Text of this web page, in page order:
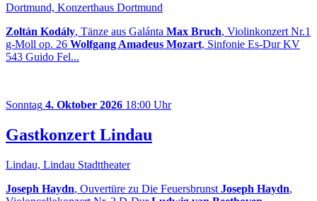
Dortmund, Konzerthaus Dortmund
Zoltán Kodály, Tänze aus Galánta Max Bruch, Violinkonzert Nr.1
g-Moll op. 26 Wolfgang Amadeus Mozart, Sinfonie Es-Dur KV
543 Guido Fel...
Sonntag 4. Oktober 2026 18:00 Uhr
Gastkonzert Lindau
Lindau, Lindau Stadttheater
Joseph Haydn, Ouvertüre zu Die Feuersbrunst Joseph Haydn,